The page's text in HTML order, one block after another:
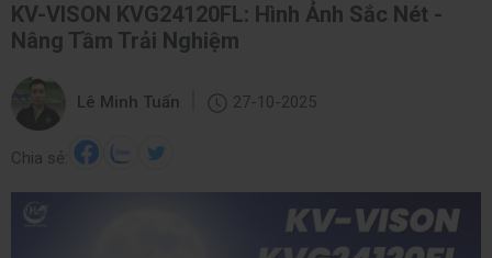
KV-VISON KVG24120FL: Hình Ảnh Sắc Nét -
Nâng Tầm Trải Nghiệm
Lê Minh Tuấn 27-10-2025
Chia sẻ: